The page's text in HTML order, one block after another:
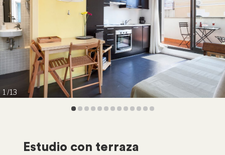
1 13
Estudio con terraza